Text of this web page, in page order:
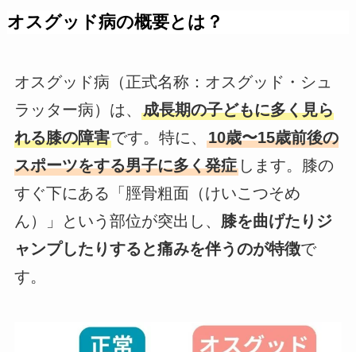
オスグッド病の概要とは？
オスグッド病（正式名称：オスグッド・シュ
ラッター病）は、 成長期の子どもに多く見ら
れる膝の障害です。特に、 10歳〜15歳前後の
スポーツをする男子に多く発症します。膝の
すぐ下にある「脛骨粗面（けいこつそめ
ん）」という部位が突出し、 膝を曲げたりジ
ャンプしたりすると痛みを伴うのが特徴で
す。